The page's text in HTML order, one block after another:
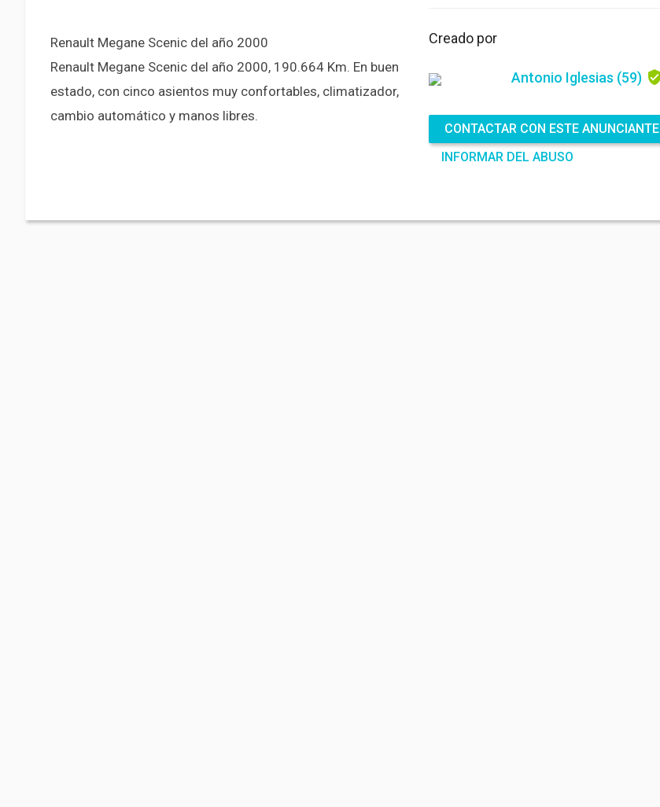
Creado por
Antonio Iglesias (59)
CONTACTAR CON ESTE ANUNCIANTE
INFORMAR DEL ABUSO
Términos y condiciones*
Acuerdo de protección de datos *
ENVIAR
Renault Megane Scenic del año 2000
Renault Megane Scenic del año 2000, 190.664 Km. En buen
estado, con cinco asientos muy confortables, climatizador,
cambio automático y manos libres.